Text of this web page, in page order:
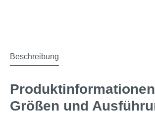
Beschreibung
Größen und